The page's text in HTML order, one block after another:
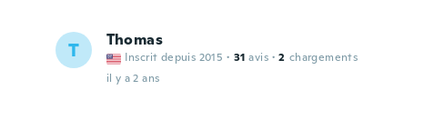
T Thomas
Inscrit depuis 2015 · 31 avis · 2 chargements
il y a 2 ans